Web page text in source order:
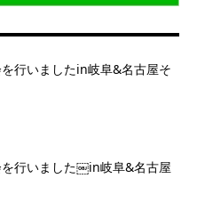
を行いましたin岐阜&名古屋そ
を行いました￼in岐阜&名古屋